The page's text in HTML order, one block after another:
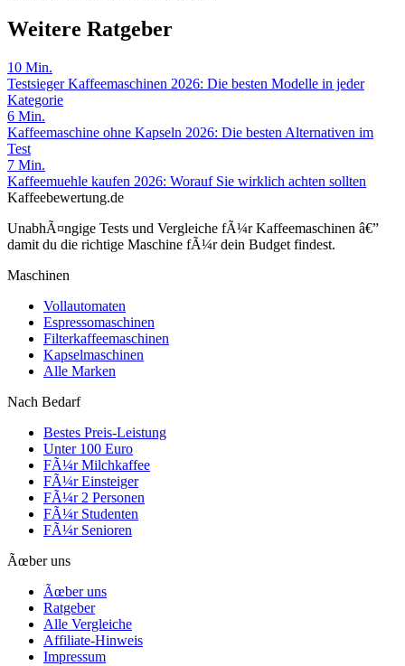
Weitere Ratgeber
10 Min.
Testsieger Kaffeemaschinen 2026: Die besten Modelle in jeder
Kategorie
6 Min.
Kaffeemaschine ohne Kapseln 2026: Die besten Alternativen im
Test
7 Min.
Kaffeemuehle kaufen 2026: Worauf Sie wirklich achten sollten
Kaffeebewertung.de
UnabhÃ¤ngige Tests und Vergleiche fÃ¼r Kaffeemaschinen â€”
damit du die richtige Maschine fÃ¼r dein Budget findest.
Maschinen
Vollautomaten
Espressomaschinen
Filterkaffeemaschinen
Kapselmaschinen
Alle Marken
Nach Bedarf
Bestes Preis-Leistung
Unter 100 Euro
FÃ¼r Milchkaffee
FÃ¼r Einsteiger
FÃ¼r 2 Personen
FÃ¼r Studenten
FÃ¼r Senioren
Ãœber uns
Ãœber uns
Ratgeber
Alle Vergleiche
Affiliate-Hinweis
Impressum